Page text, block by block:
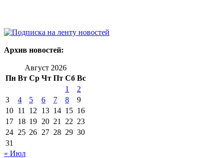
Архив новостей:
Август 2026
Пн Вт Ср Чт Пт Сб Вс
1
2
3
4 5 6 7 8
9
10 11 12 13 14 15 16
17 18 19 20 21 22 23
24 25 26 27 28 29 30
31
« Июл